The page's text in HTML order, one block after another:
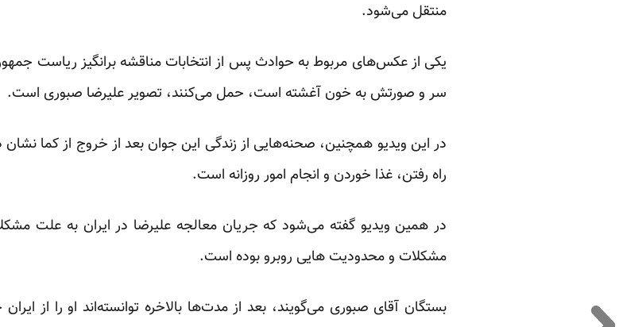
منتقل می‌شود.
یکی از عکس‌های مربوط به حوادث پس از انتخابات مناقشه برانگیز ریاست
سر و صورتش به خون آغشته است، حمل می‌کنند، تصویر علیرضا صبوری است.
در این ویدیو همچنین، صحنه‌هایی از زندگی این جوان بعد از خروج از کما
راه رفتن، غذا خوردن و انجام امور روزانه است.
در همین ویدیو گفته می‌شود که جریان معالجه علیرضا در ایران به علت
مشکلات و محدودیت هایی روبرو بوده است.
بستگان آقای صبوری می‌گویند، بعد از مدت‌ها بالاخره توانسته‌اند او را از